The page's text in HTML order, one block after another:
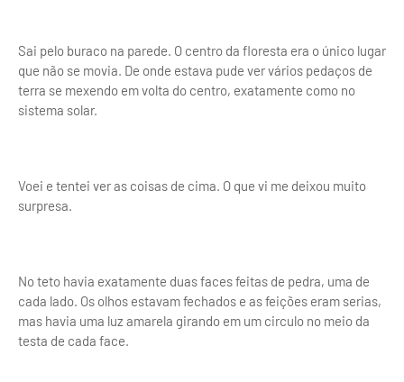
Sai pelo buraco na parede. O centro da floresta era o único lugar
que não se movia. De onde estava pude ver vários pedaços de
terra se mexendo em volta do centro, exatamente como no
sistema solar.
Voei e tentei ver as coisas de cima. O que vi me deixou muito
surpresa.
No teto havia exatamente duas faces feitas de pedra, uma de
cada lado. Os olhos estavam fechados e as feições eram serias,
mas havia uma luz amarela girando em um circulo no meio da
testa de cada face.